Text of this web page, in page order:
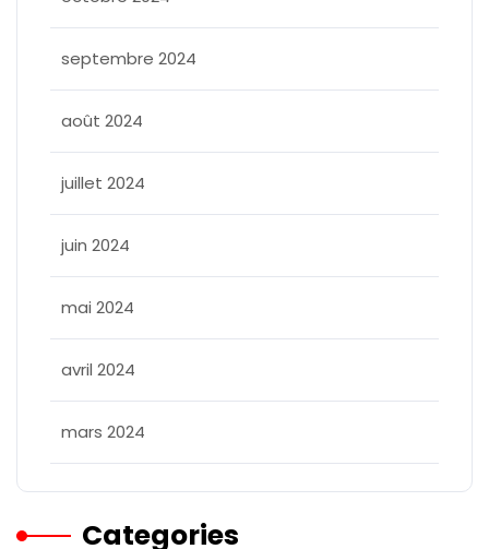
septembre 2024
août 2024
juillet 2024
juin 2024
mai 2024
avril 2024
mars 2024
Categories